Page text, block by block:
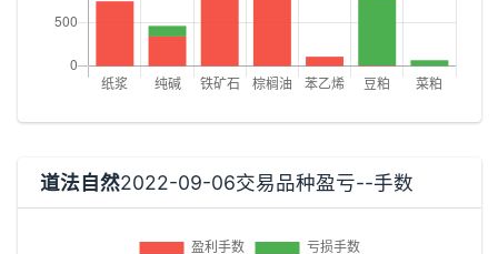
道法自然2022-09-06交易品种盈亏--手数